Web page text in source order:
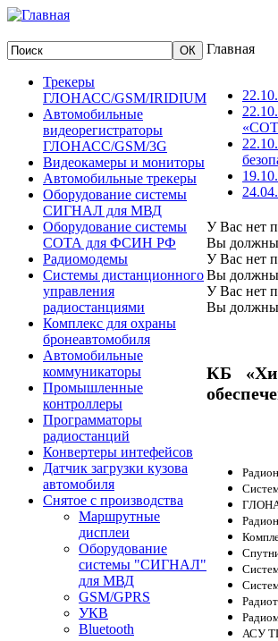
Трекеры
ГЛОНАСС/GSM/IRIDIUM
Автомобильные
видеорегистраторы
ГЛОНАСС/GSM/3G
Видеокамеры и мониторы
Автомобильные трекеры
Оборудование системы
СИГНАЛ для МВД
Оборудование системы
СОТА для ФСИН РФ
Радиомодемы
Системы дистанционного
управления
радиостанциями
Комплекс для охраны
бронеавтомобиля
Автомобильные
коммуникаторы
Промышленные
контроллеры
Программаторы
радиостанций
Конвертеры интефейсов
Датчик загрузки кузова
автомобиля
Снятое с производства
Маршрутные
дисплеи
Оборудование
системы "СИГНАЛ"
для МВД
GSM/GPRS
УКВ
Bluetooth
Главная
У Вас нет
Вы должны
У Вас нет
Вы должны
У Вас нет
Вы должны
КБ
АСУ